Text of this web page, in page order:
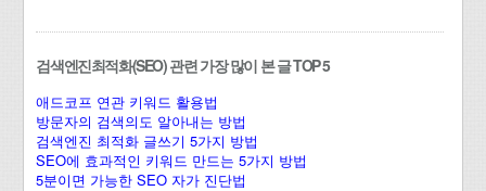
검색엔진최적화(SEO) 관련 가장 많이 본 글 TOP 5
애드코프 연관 키워드 활용법
방문자의 검색의도 알아내는 방법
검색엔진 최적화 글쓰기 5가지 방법
SEO에 효과적인 키워드 만드는 5가지 방법
5분이면 가능한 SEO 자가 진단법